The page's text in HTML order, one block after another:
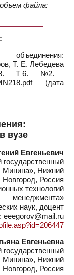
объем файла:
Т. Е. Лебедева
— Т 6. — №2. —
(дата
вузе
Евгеньевич
Минина», Нижний
Новгород, Россия
технологий
менеджмента»
наук, доцент
eeegorov@mail.ru
Евгеньевна
Минина», Нижний
Новгород, Россия